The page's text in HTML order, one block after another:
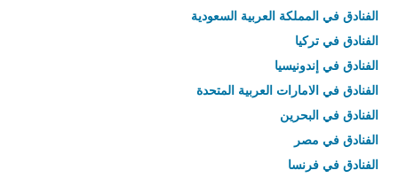
الفنادق في المملكة العربية السعودية
الفنادق في تركيا
الفنادق في إندونيسيا
الفنادق في الامارات العربية المتحدة
الفنادق في البحرين
الفنادق في مصر
الفنادق في فرنسا